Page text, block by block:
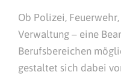
Ob Polizei,
Verwaltung – eine
Berufsbereichen
gestaltet sich dabei